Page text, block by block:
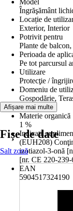
Model
Îngrăşământ
Locație de
Exterior, Interior
Potrivit pentru
Plante de
Perioada de
Pe tot parcursul
Utilizare
Protecţie /
Domeniu de
Gospodărie,
interior
Materie organică
1 %
Indicații
(EUH208)
izotiazol-3-onă
[nr. CE 220-239-
EAN
5904517324190
Afișare mai multe
Fișe de date
Salt zonă